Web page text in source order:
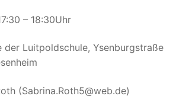
– 18:30Uhr
Luitpoldschule, Ysenburgstraße
(Sabrina.Roth5@web.de)